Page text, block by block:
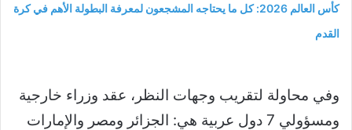
كأس العالم 2026: كل ما يحتاجه المشجعون لمعرفة البطولة الأهم في كرة
القدم
وفي محاولة لتقريب وجهات النظر، عقد وزراء خارجية
ومسؤولي 7 دول عربية هي: الجزائر ومصر والإمارات